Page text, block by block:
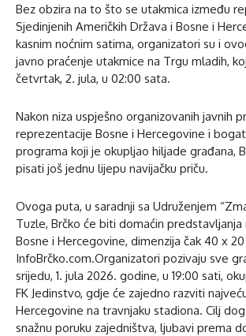
Bez obzira na to što se utakmica između
Sjedinjenih Američkih Država i Bosne i
kasnim noćnim satima, organizatori su i
javno praćenje utakmice na Trgu mladih,
četvrtak, 2. jula, u 02:00 sata.
Nakon niza uspješno organizovanih javnih
reprezentacije Bosne i Hercegovine i
programa koji je okupljao hiljade građana,
pisati još jednu lijepu navijačku priču.
Ovoga puta, u saradnji sa Udruženjem
Tuzle, Brčko će biti domaćin
Bosne i Hercegovine, dimenzija čak 40 x
InfoBrčko.com.Organizatori pozivaju sve
srijedu, 1. jula 2026. godine, u 19:00 sati,
FK Jedinstvo, gdje će zajedno razviti
Hercegovine na travnjaku stadiona. Cilj
snažnu poruku zajedništva, ljubavi prema